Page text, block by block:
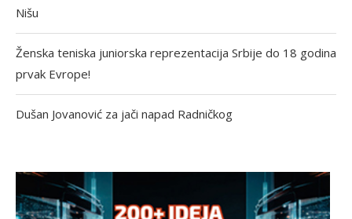
Nišu
Ženska teniska juniorska reprezentacija Srbije do 18 godina
prvak Evrope!
Dušan Jovanović za jači napad Radničkog